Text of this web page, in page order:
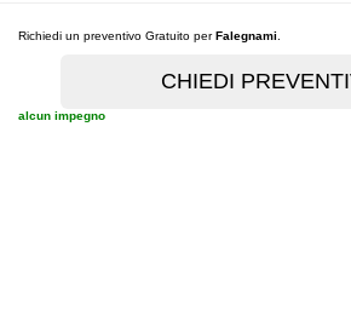
Richiedi un preventivo Gratuito perFalegnami
alcun impegno